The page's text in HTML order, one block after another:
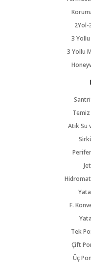
2Yol-
3
3 Yollu
Temiz
Atık Su
F.
Tek
Çift
Üç